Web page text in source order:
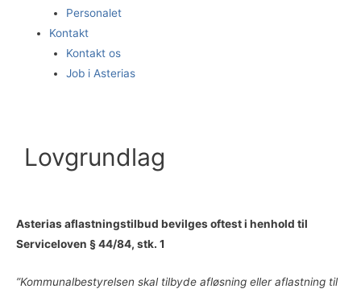
Personalet
Kontakt
Kontakt os
Job i Asterias
Lovgrundlag
Asterias aflastningstilbud bevilges oftest i henhold til
Serviceloven § 44/84, stk. 1
”Kommunalbestyrelsen skal tilbyde afløsning eller aflastning til